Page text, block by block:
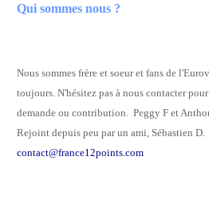
Qui sommes nous ?
Nous sommes frère et soeur et fans de
toujours. N'hésitez pas à nous contacter
demande ou contribution. Peggy F et
Rejoint depuis peu par un ami, Sébastien D.
contact@france12points.com